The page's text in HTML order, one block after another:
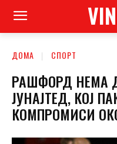
ДОМА СПОРТ
РАШФОРД НЕМА
ЈУНАЈТЕД, КОЈ
КОМПРОМИСИ